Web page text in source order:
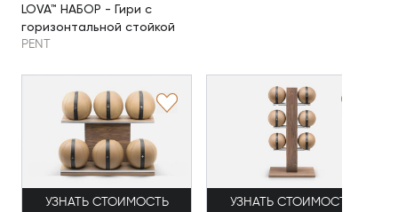
LOVA™ НАБОР - Гири с
горизонтальной стойкой
PENT
УЗНАТЬ СТОИМОСТЬ УЗНАТЬ СТОИМОСТЬ